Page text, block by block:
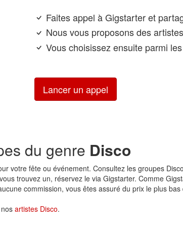
Faites appel à Gigstarter et
Nous vous proposons des
Vous choisissez ensuite parmi
Lancer un appel
du genre Disco
votre fête ou événement. Consultez les groupes
trouvez un, réservez le via Gigstarter. Comme
commission, vous êtes assuré du prix le plus bas
artistes Disco.